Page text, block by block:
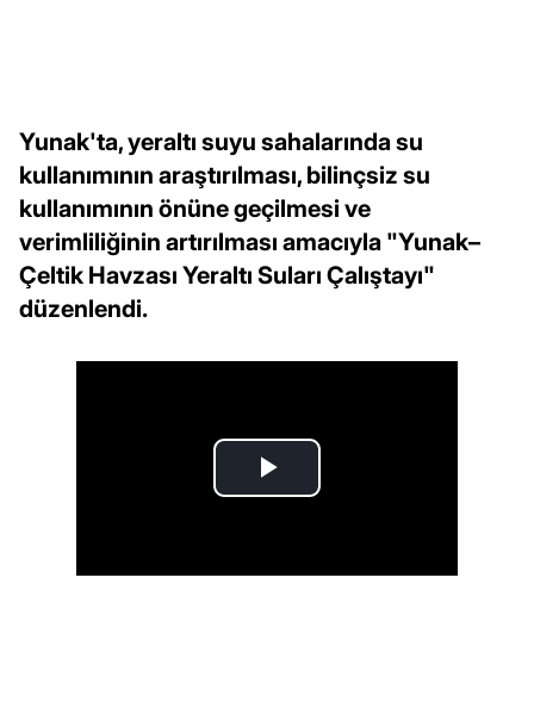
Yunak'ta, yeraltı suyu sahalarında su
kullanımının araştırılması, bilinçsiz su
kullanımının önüne geçilmesi ve
verimliliğinin artırılması amacıyla "Yunak–
Çeltik Havzası Yeraltı Suları Çalıştayı"
düzenlendi.